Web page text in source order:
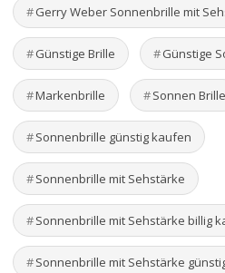
Gerry Weber Sonnenbrille mit
Günstige Brille Günstige
Markenbrille Sonnen Brille
Sonnenbrille günstig kaufen
Sonnenbrille mit Sehstärke
Sonnenbrille mit Sehstärke billig
Sonnenbrille mit Sehstärke